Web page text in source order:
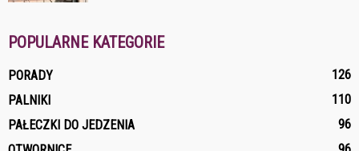
POPULARNE KATEGORIE
PORADY
126
PALNIKI
110
PAŁECZKI DO JEDZENIA
96